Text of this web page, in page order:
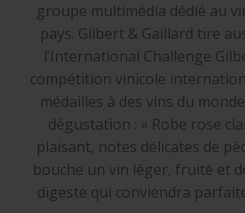
groupe multimédia dédié au
pays. Gilbert & Gaillard tire
l’International Challenge
compétition vinicole
médailles à des vins du
dégustation : « Robe rose
plaisant, notes délicates de
bouche un vin léger, fruité et
digeste qui conviendra